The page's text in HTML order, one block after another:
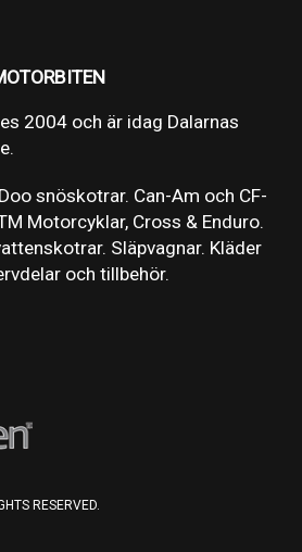
2004 och är idag Dalarnas
snöskotrar. Can-Am och CF-
Motorcyklar, Cross & Enduro.
Släpvagnar. Kläder
och tillbehör.
RESERVED.